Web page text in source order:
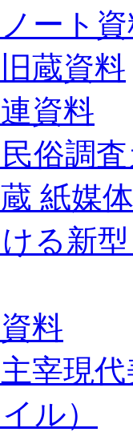
ート
蔵資料
資料
俗調査
紙媒
る新
料
宰現
ル）